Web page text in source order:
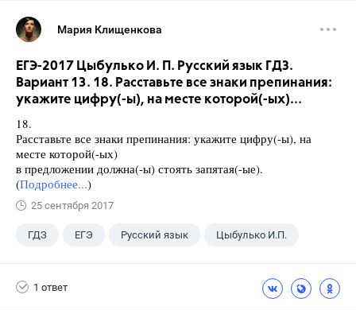
Мария Клищенкова
ЕГЭ-2017 Цыбулько И. П. Русский язык ГДЗ.
Вариант 13. 18. Расставьте все знаки препинания:
укажите цифру(-ы), на месте которой(-ых)...
18.
Расставьте все знаки препинания: укажите цифру(-ы), на
месте которой(-ых)
в предложении должна(-ы) стоять запятая(-ые).
(Подробнее...)
25 сентября 2017
ГДЗ ЕГЭ Русский язык Цыбулько И.П.
1 ответ